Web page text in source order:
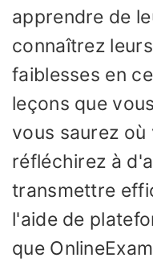
apprendre de
connaîtrez
faiblesses en
leçons que
vous saurez
réfléchirez à
transmettre
l'aide de
que